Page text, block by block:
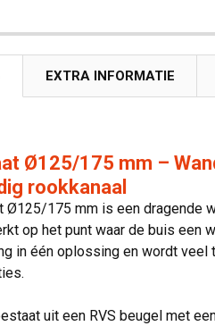
EXTRA INFORMATIE
Ø125/175 mm –
rookkanaal
Ø125/175 mm is een dragende
op het punt waar de buis een
in één oplossing en wordt
uit een RVS beugel met